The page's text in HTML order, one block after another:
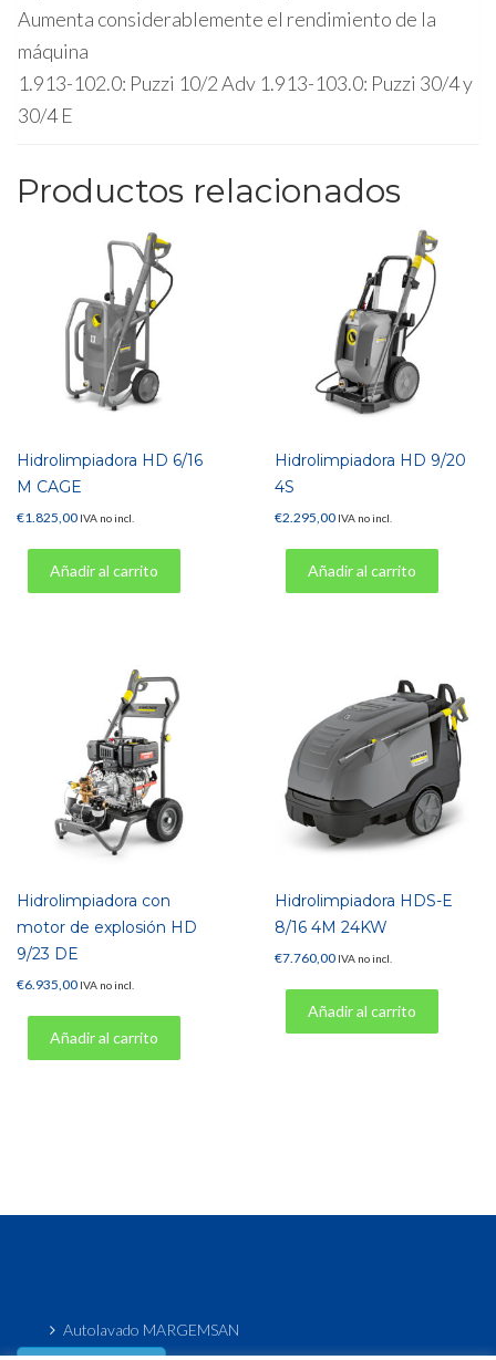
Aumenta considerablemente el rendimiento de la
máquina
1.913-102.0: Puzzi 10/2 Adv 1.913-103.0: Puzzi 30/4 y
30/4 E
Productos relacionados
Hidrolimpiadora HD 6/16
M CAGE
€1.825,00 IVA no incl.
Añadir al carrito
Hidrolimpiadora HD 9/20
4S
€2.295,00 IVA no incl.
Añadir al carrito
Hidrolimpiadora con
motor de explosión HD
9/23 DE
€6.935,00 IVA no incl.
Añadir al carrito
Hidrolimpiadora HDS-E
8/16 4M 24KW
€7.760,00 IVA no incl.
Añadir al carrito
Autolavado MARGEMSAN